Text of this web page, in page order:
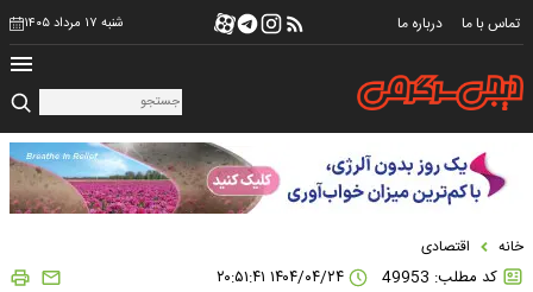
تماس با ما درباره ما شنبه ۱۷ مرداد ۱۴۰۵
خانه اقتصادی
کد مطلب: 49953